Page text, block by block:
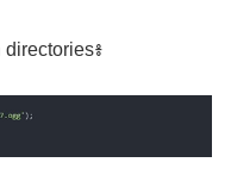
directories៖